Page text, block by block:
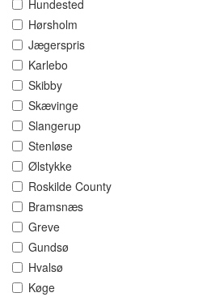
Hundested
Hørsholm
Jægerspris
Karlebo
Skibby
Skævinge
Slangerup
Stenløse
Ølstykke
Roskilde County
Bramsnæs
Greve
Gundsø
Hvalsø
Køge